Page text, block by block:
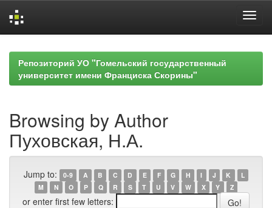
navigationРепозиторий УО "Гомельский государственный
университет имени Франциска Скорины"
Browsing by Author
Пуховская, Н.А.
Jump to: 0-9 A B C D E F G H I J K
L
M
N O P Q R S T U V W X Y Z
or enter first few letters: